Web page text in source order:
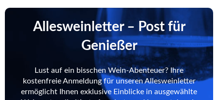
Allesweinletter – Post für
Genießer
Lust auf ein bisschen Wein-Abenteuer? Ihre
kostenfreie Anmeldung für unseren Allesweinletter
ermöglicht Ihnen exklusive Einblicke in ausgewählte